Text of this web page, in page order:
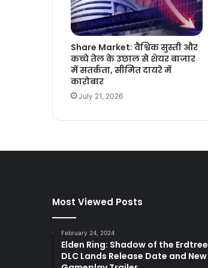
Share Market: वैश्विक सुस्ती और
कच्चे तेल के उछाल से शेयर बाजार
में सतर्कता, सीमित दायरे में
कारोबार
July 21, 2026
Most Viewed Posts
February 24, 2024
Elden Ring: Shadow of the Erdtree
DLC Lands Release Date and New